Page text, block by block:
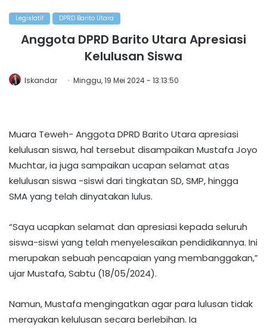
Legislatif DPRD Barito Utara
Anggota DPRD Barito Utara Apresiasi
Kelulusan Siswa
Iskandar Minggu, 19 Mei 2024 - 13:13:50
Muara Teweh- Anggota DPRD Barito Utara apresiasi
kelulusan siswa, hal tersebut disampaikan Mustafa Joyo
Muchtar, ia juga sampaikan ucapan selamat atas
kelulusan siswa -siswi dari tingkatan SD, SMP, hingga
SMA yang telah dinyatakan lulus.
“Saya ucapkan selamat dan apresiasi kepada seluruh
siswa-siswi yang telah menyelesaikan pendidikannya. Ini
merupakan sebuah pencapaian yang membanggakan,”
ujar Mustafa, Sabtu (18/05/2024).
Namun, Mustafa mengingatkan agar para lulusan tidak
merayakan kelulusan secara berlebihan. Ia